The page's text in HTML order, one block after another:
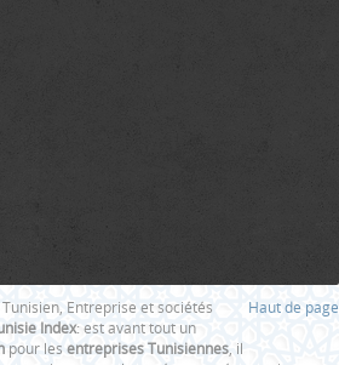
Haut de page
Entreprise et sociétés
Index: est avant tout un
pour les entreprises Tunisiennes , il